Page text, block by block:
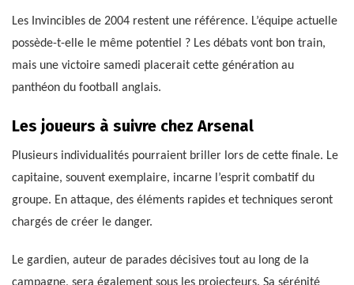
Les Invincibles de 2004 restent une référence. L’équipe actuelle
possède-t-elle le même potentiel ? Les débats vont bon train,
mais une victoire samedi placerait cette génération au
panthéon du football anglais.
Les joueurs à suivre chez Arsenal
Plusieurs individualités pourraient briller lors de cette finale. Le
capitaine, souvent exemplaire, incarne l’esprit combatif du
groupe. En attaque, des éléments rapides et techniques seront
chargés de créer le danger.
Le gardien, auteur de parades décisives tout au long de la